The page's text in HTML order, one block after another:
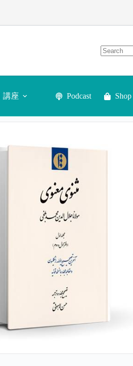
講座 Podcast Shop